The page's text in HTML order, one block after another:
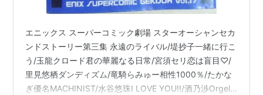
エニックス スーパーコミック劇場 スターオーシャンセカ
ンドストーリー第三集 永遠のライバル/堤抄子一緒に行こ
う/玉龍クロード君の華麗なる日常/宮須セリ恋は盲目♡/
里見悠栖ダンディズム/竜騎らみゅー相性1000％/たかな
ぎ優名MACHINIST/水谷悠珠I LOVE YOU!!/酒乃渉Orgel/